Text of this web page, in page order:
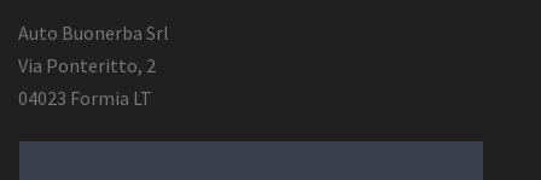
Auto Buonerba Srl
Via Ponteritto, 2
04023 Formia LT